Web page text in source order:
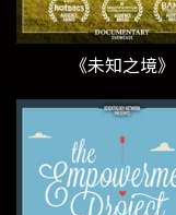
《未知之境》